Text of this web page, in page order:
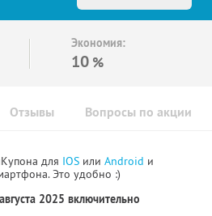
Экономия:
10 %
Отзывы Вопросы по акции
для IOS или Android и
Это удобно :)
2025 включительно